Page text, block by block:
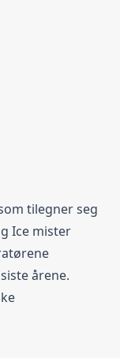
tilegner seg
Ice mister
årene.